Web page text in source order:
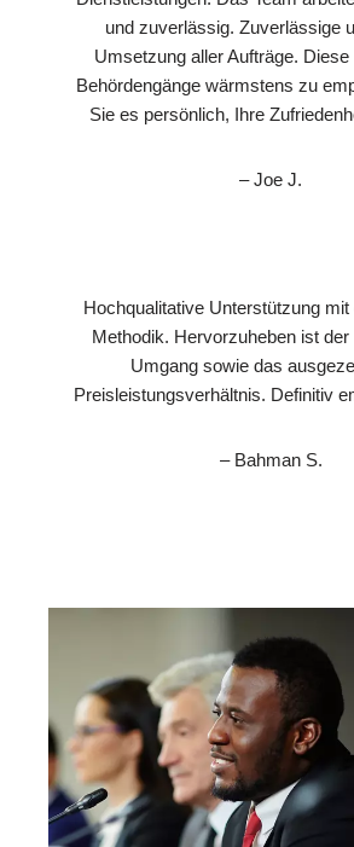
und zuverlässig. Zuverlässige
Umsetzung aller Aufträge.
Behördengänge wärmstens zu
Sie es persönlich, Ihre
– Joe J.
Hochqualitative Unterstützung
Methodik. Hervorzuheben ist
Umgang sowie das
Preisleistungsverhältnis. Definitiv
– Bahman S.